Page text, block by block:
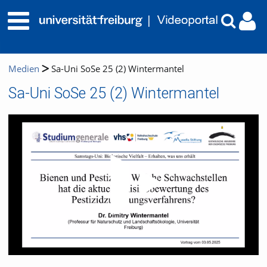
Medien Sa-Uni SoSe 25 (2) Wintermantel
Sa-Uni SoSe 25 (2) Wintermantel